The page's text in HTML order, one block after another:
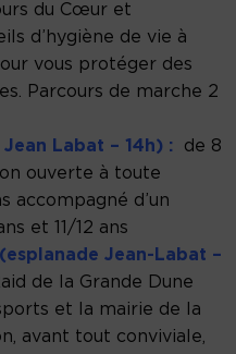
du Cœur et
d’hygiène de vie à
vous protéger des
Parcours de marche 2
Labat – 14h) : de 8
ouverte à toute
accompagné d’un
et 11/12 ans
Jean-Labat –
de la Grande Dune
et la mairie de la
avant tout conviviale,